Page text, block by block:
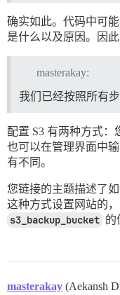
确实如此。代码中可
是什么以及原因。因
masterakay:
我们已经按照所有步
配置 S3 有两种方式：
也可以在管理界面中
有不同。
您链接的主题描述了
这种方式设置网站的
s3_backup_bucket 的
masterakay (Aekansh